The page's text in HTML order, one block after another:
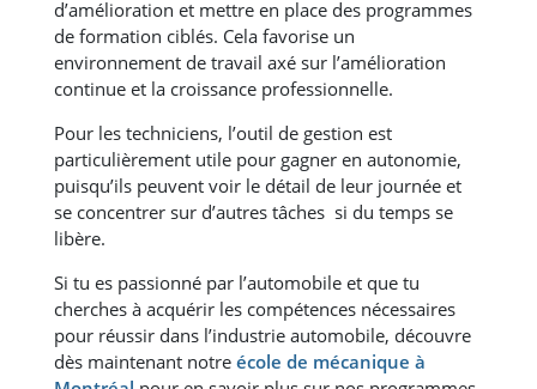
d’amélioration et mettre en place des programmes
de formation ciblés. Cela favorise un
environnement de travail axé sur l’amélioration
continue et la croissance professionnelle.
Pour les techniciens, l’outil de gestion est
particulièrement utile pour gagner en autonomie,
puisqu’ils peuvent voir le détail de leur journée et
se concentrer sur d’autres tâches si du temps se
libère.
Si tu es passionné par l’automobile et que tu
cherches à acquérir les compétences nécessaires
pour réussir dans l’industrie automobile, découvre
dès maintenant notre école de mécanique à